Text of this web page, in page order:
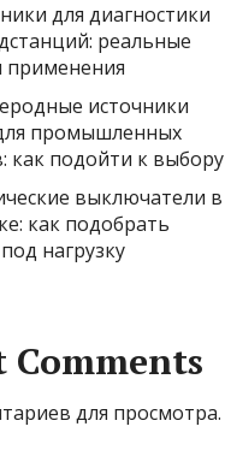
для диагностики
реальные
применения
источники
промышленных
как подойти к выбору
выключатели в
как подобрать
нагрузку
Comments
для просмотра.